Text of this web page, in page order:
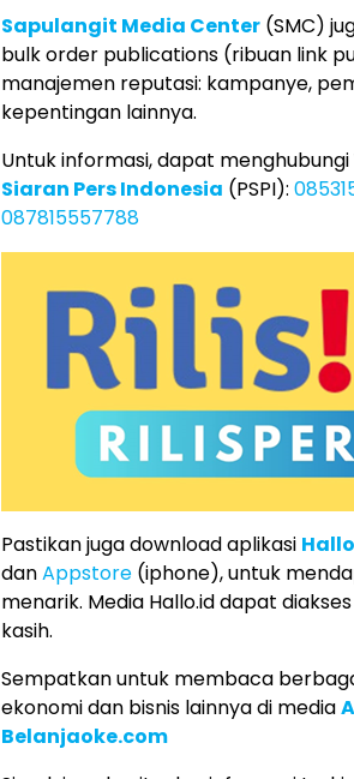
Sapulangit Media Center (SMC)
bulk order publications (ribuan link
manajemen reputasi: kampanye,
kepentingan lainnya.
Untuk informasi, dapat
Siaran Pers Indonesia (PSPI):
087815557788
Pastikan juga download aplikasi
danAppstore (iphone), untuk
menarik. Media Hallo.id dapat
kasih.
Sempatkan untuk membaca
ekonomi dan bisnis lainnya di media
Belanjaoke.com